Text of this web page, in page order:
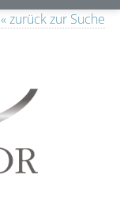
« zurück zur Suche